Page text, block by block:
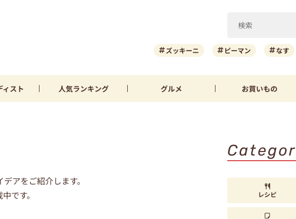
ズッキーニ ピーマン なす
ィスト 人気ランキング グルメ お買いもの
アをご紹介します。
です。
レシピ